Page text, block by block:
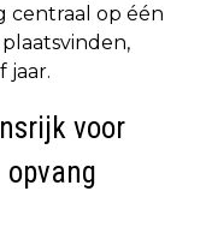
centraal op één
jaar.
voor